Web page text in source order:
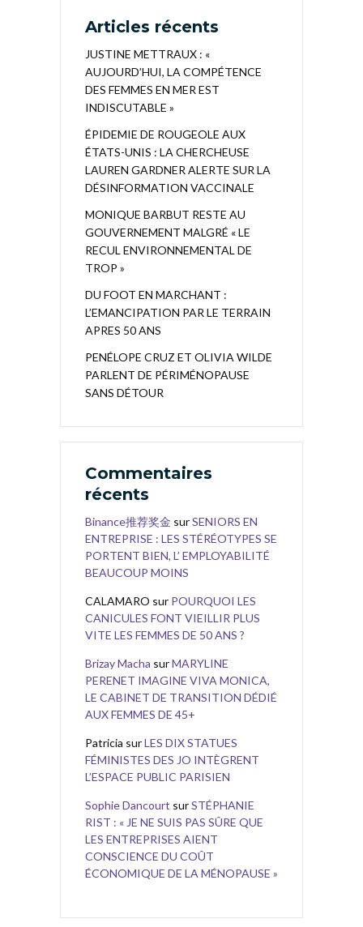
Articles récents
JUSTINE METTRAUX : «
AUJOURD’HUI, LA COMPÉTENCE
DES FEMMES EN MER EST
INDISCUTABLE »
ÉPIDEMIE DE ROUGEOLE AUX
ÉTATS-UNIS : LA CHERCHEUSE
LAUREN GARDNER ALERTE SUR LA
DÉSINFORMATION VACCINALE
MONIQUE BARBUT RESTE AU
GOUVERNEMENT MALGRÉ « LE
RECUL ENVIRONNEMENTAL DE
TROP »
DU FOOT EN MARCHANT :
L’EMANCIPATION PAR LE TERRAIN
APRES 50 ANS
PENÉLOPE CRUZ ET OLIVIA WILDE
PARLENT DE PÉRIMÉNOPAUSE
SANS DÉTOUR
Commentaires
récents
Binance推荐奖金 surSENIORS EN
ENTREPRISE : LES STÉRÉOTYPES SE
PORTENT BIEN, L’ EMPLOYABILITÉ
BEAUCOUP MOINS
CALAMARO sur POURQUOI LES
CANICULES FONT VIEILLIR PLUS
VITE LES FEMMES DE 50 ANS ?
Brizay Macha surMARYLINE
PERENET IMAGINE VIVA MONICA,
LE CABINET DE TRANSITION DÉDIÉ
AUX FEMMES DE 45+
Patricia surLES DIX STATUES
FÉMINISTES DES JO INTÈGRENT
L’ESPACE PUBLIC PARISIEN
Sophie Dancourt surSTÉPHANIE
RIST : « JE NE SUIS PAS SÛRE QUE
LES ENTREPRISES AIENT
CONSCIENCE DU COÛT
ÉCONOMIQUE DE LA MÉNOPAUSE »